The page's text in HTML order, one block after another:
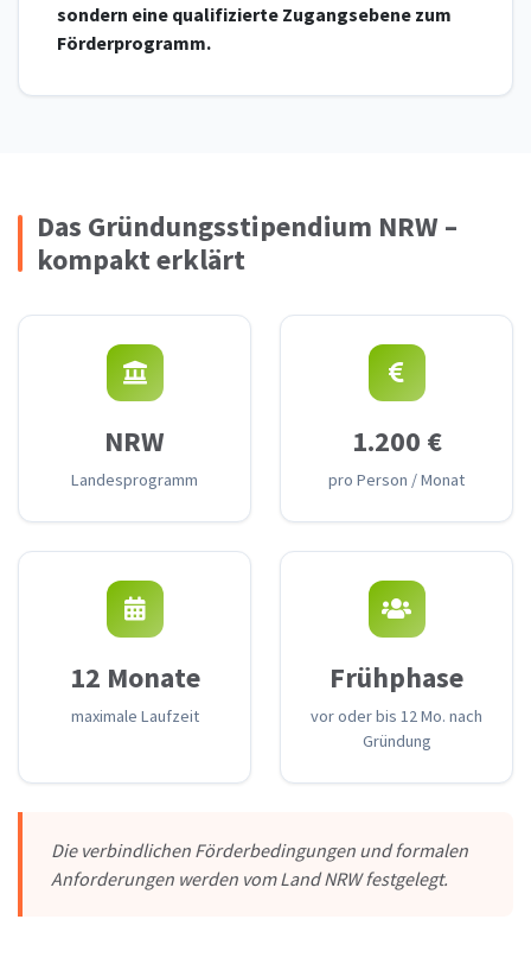
sondern eine qualifizierte Zugangsebene zum
Förderprogramm.
Das Gründungsstipendium NRW –
kompakt erklärt
NRW
Landesprogramm
1.200 €
pro Person / Monat
12 Monate
maximale Laufzeit
Frühphase
vor oder bis 12 Mo. nach
Gründung
Die verbindlichen Förderbedingungen und formalen
Anforderungen werden vom Land NRW festgelegt.